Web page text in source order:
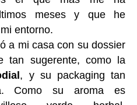
meses y que he
entorno.
a mi casa con su dossier
tan sugerente, como la
, y su packaging tan
Como su aroma es